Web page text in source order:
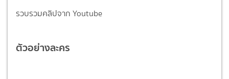
รวบรวมคลิปจาก Youtube
ตัวอย่างละคร